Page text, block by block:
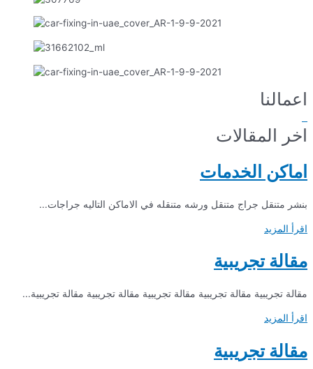
اعمالنا
اخر المقالات
اماكن الخدمات
بنشر متنقل جراج متنقل ورشه متنقله في الاماكن التاليه جراجات...
اقرأ المزيد
مقالة تجريبية
مقالة تجريبية مقالة تجريبية مقالة تجريبية مقالة تجريبية مقالة تجريبية...
اقرأ المزيد
مقالة تجريبية